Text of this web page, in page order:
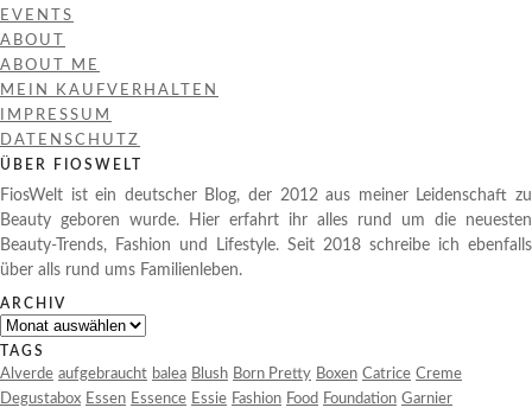
EVENTS
ABOUT
ABOUT ME
MEIN KAUFVERHALTEN
IMPRESSUM
DATENSCHUTZ
ÜBER FIOSWELT
FiosWelt ist ein deutscher Blog, der 2012 aus meiner Leidenschaft zu
Beauty geboren wurde. Hier erfahrt ihr alles rund um die neuesten
Beauty-Trends, Fashion und Lifestyle. Seit 2018 schreibe ich ebenfalls
über alls rund ums Familienleben.
ARCHIV
Archiv
TAGS
Alverde aufgebraucht balea Blush Born Pretty Boxen Catrice Creme
Degustabox Essen Essence Essie Fashion Food Foundation Garnier